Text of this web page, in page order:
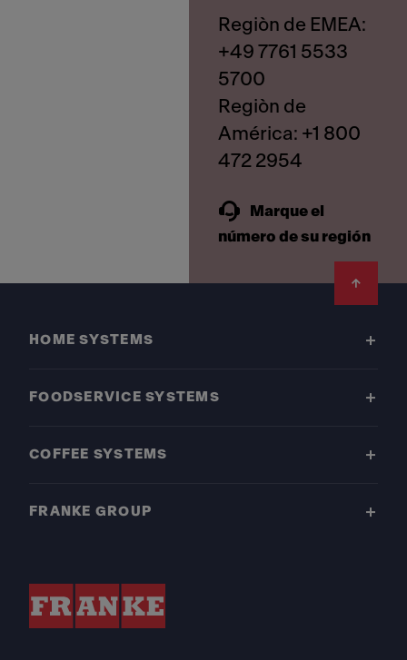
Regiòn de EMEA:
+49 7761 5533
5700
Regiòn de
América: +1 800
Marque el
número de su región
HOME SYSTEMS
FOODSERVICE SYSTEMS
COFFEE SYSTEMS
FRANKE GROUP